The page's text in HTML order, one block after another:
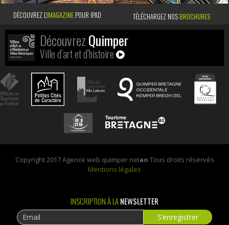
DÉCOUVREZ L’IMAGAZINE POUR IPAD TÉLÉCHARGEZ NOSBROCHURES
DécouvrezQuimper
Ville d’art et d’histoire
Copyright 2017 Agence web quimper netao Tous droits réservés
Mentions légales
INSCRIPTION À LANEWSLETTER